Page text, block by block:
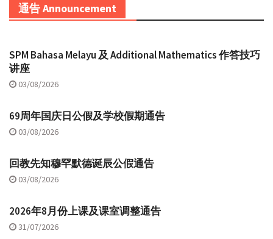
通告 Announcement
SPM Bahasa Melayu 及 Additional Mathematics 作答技巧
讲座
03/08/2026
69周年国庆日公假及学校假期通告
03/08/2026
回教先知穆罕默德诞辰公假通告
03/08/2026
2026年8月份上课及课室调整通告
31/07/2026